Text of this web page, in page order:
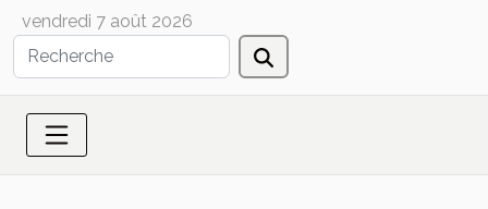
vendredi 7 août 2026